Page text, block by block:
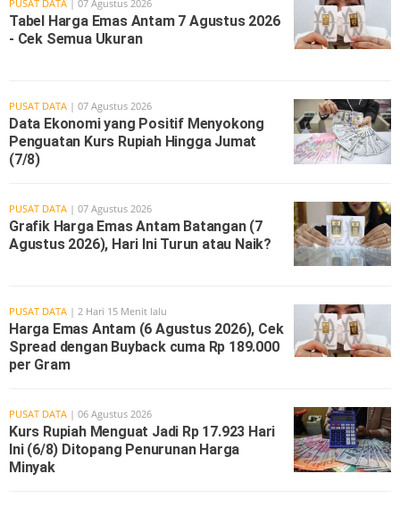
PUSAT DATA | 07 Agustus 2026
Tabel Harga Emas Antam 7 Agustus 2026
- Cek Semua Ukuran
PUSAT DATA | 07 Agustus 2026
Data Ekonomi yang Positif Menyokong
Penguatan Kurs Rupiah Hingga Jumat
(7/8)
PUSAT DATA | 07 Agustus 2026
Grafik Harga Emas Antam Batangan (7
Agustus 2026), Hari Ini Turun atau Naik?
PUSAT DATA | 2 Hari 15 Menit lalu
Harga Emas Antam (6 Agustus 2026), Cek
Spread dengan Buyback cuma Rp 189.000
per Gram
PUSAT DATA | 06 Agustus 2026
Kurs Rupiah Menguat Jadi Rp 17.923 Hari
Ini (6/8) Ditopang Penurunan Harga
Minyak